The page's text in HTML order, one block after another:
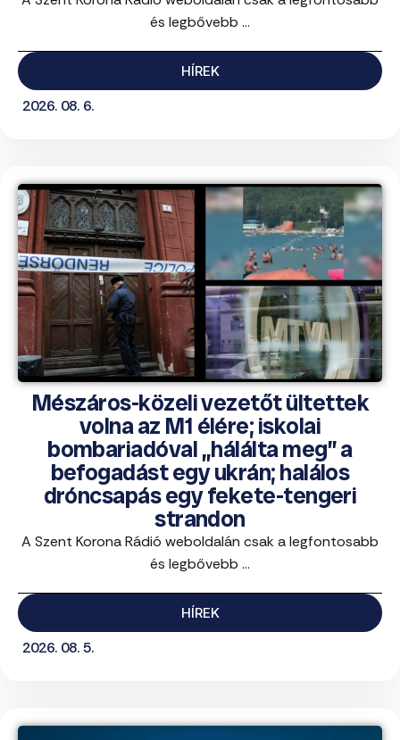
és legbővebb ...
HÍREK
2026. 08. 6.
Mészáros-közeli vezetőt ültettek
volna az M1 élére; iskolai
bombariadóval „hálálta meg” a
befogadást egy ukrán; halálos
dróncsapás egy fekete-tengeri
strandon
A Szent Korona Rádió weboldalán csak a legfontosabb
és legbővebb ...
HÍREK
2026. 08. 5.